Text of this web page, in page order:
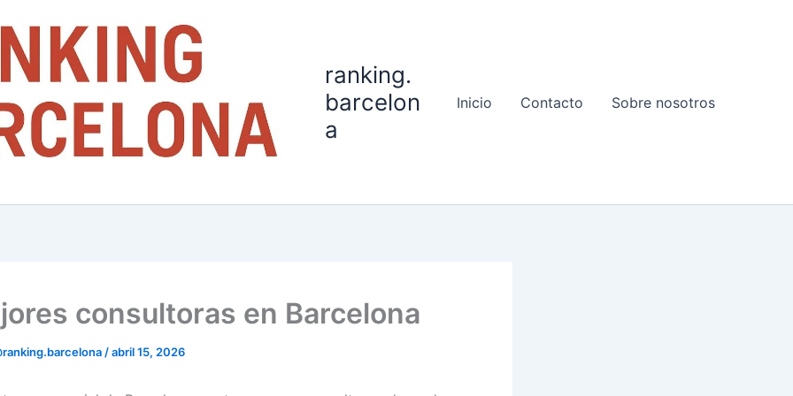
ranking.
barcelon
a
Inicio Contacto Sobre nosotros
consultoras en Barcelona
/abril 15, 2026